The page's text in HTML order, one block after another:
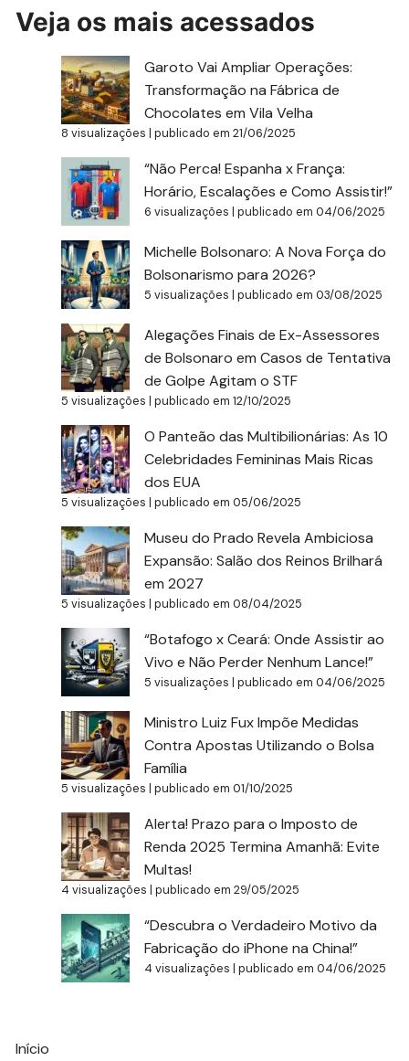
Veja os mais acessados
Garoto Vai Ampliar Operações:
Transformação na Fábrica de
Chocolates em Vila Velha
8 visualizações |publicado em 21/06/2025
“Não Perca! Espanha x França:
Horário, Escalações e Como Assistir!”
6 visualizações |publicado em 04/06/2025
Michelle Bolsonaro: A Nova Força do
Bolsonarismo para 2026?
5 visualizações |publicado em 03/08/2025
Alegações Finais de Ex-Assessores
de Bolsonaro em Casos de Tentativa
de Golpe Agitam o STF
5 visualizações |publicado em 12/10/2025
O Panteão das Multibilionárias: As 10
Celebridades Femininas Mais Ricas
dos EUA
5 visualizações |publicado em 05/06/2025
Museu do Prado Revela Ambiciosa
Expansão: Salão dos Reinos Brilhará
em 2027
5 visualizações |publicado em 08/04/2025
“Botafogo x Ceará: Onde Assistir ao
Vivo e Não Perder Nenhum Lance!”
5 visualizações |publicado em 04/06/2025
Ministro Luiz Fux Impõe Medidas
Contra Apostas Utilizando o Bolsa
Família
5 visualizações |publicado em 01/10/2025
Alerta! Prazo para o Imposto de
Renda 2025 Termina Amanhã: Evite
Multas!
4 visualizações |publicado em 29/05/2025
“Descubra o Verdadeiro Motivo da
Fabricação do iPhone na China!”
4 visualizações |publicado em 04/06/2025
Início